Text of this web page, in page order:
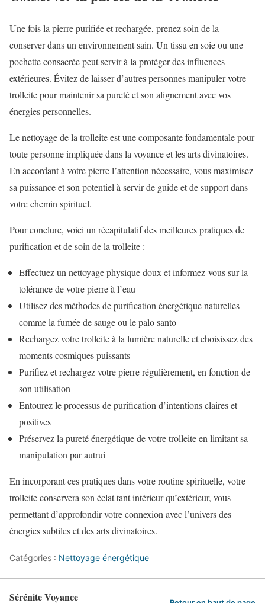
Une fois la pierre purifiée et rechargée, prenez soin de la
conserver dans un environnement sain. Un tissu en soie ou une
pochette consacrée peut servir à la protéger des influences
extérieures. Évitez de laisser d’autres personnes manipuler votre
trolleite pour maintenir sa pureté et son alignement avec vos
énergies personnelles.
Le nettoyage de la trolleite est une composante fondamentale pour
toute personne impliquée dans la voyance et les arts divinatoires.
En accordant à votre pierre l’attention nécessaire, vous maximisez
sa puissance et son potentiel à servir de guide et de support dans
votre chemin spirituel.
Pour conclure, voici un récapitulatif des meilleures pratiques de
purification et de soin de la trolleite :
Effectuez un nettoyage physique doux et informez-vous sur la
tolérance de votre pierre à l’eau
Utilisez des méthodes de purification énergétique naturelles
comme la fumée de sauge ou le palo santo
Rechargez votre trolleite à la lumière naturelle et choisissez des
moments cosmiques puissants
Purifiez et rechargez votre pierre régulièrement, en fonction de
son utilisation
Entourez le processus de purification d’intentions claires et
positives
Préservez la pureté énergétique de votre trolleite en limitant sa
manipulation par autrui
En incorporant ces pratiques dans votre routine spirituelle, votre
trolleite conservera son éclat tant intérieur qu’extérieur, vous
permettant d’approfondir votre connexion avec l’univers des
énergies subtiles et des arts divinatoires.
Catégories : Nettoyage énergétique
Sérénite Voyance